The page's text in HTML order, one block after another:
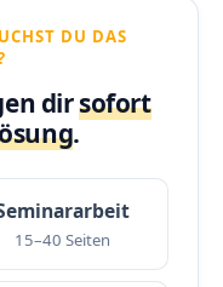
DU DAS
dirsofort
.
15–40 Seiten